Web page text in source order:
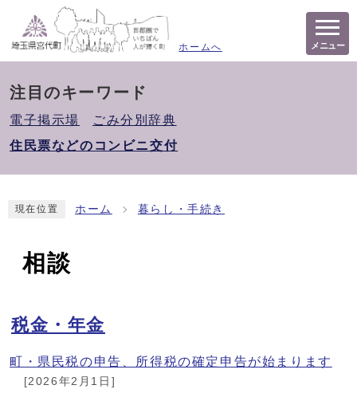
ホームへ メニュー
注目のキーワード
電子掲示場
ごみ分別辞典
住民票などのコンビニ交付
現在位置 ホーム 暮らし・手続き
相談
税金・年金
町・県民税の申告、所得税の確定申告が始まります
[2026年2月1日]